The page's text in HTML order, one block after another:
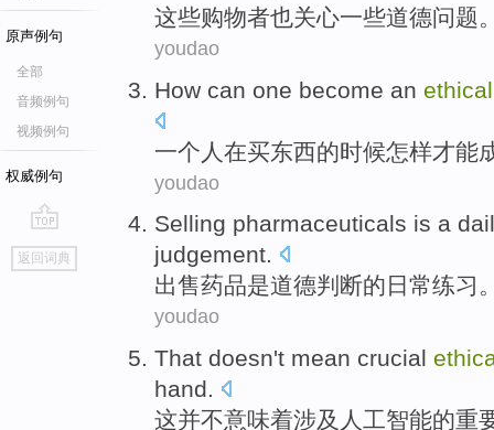
原声例句
全部
音频例句
视频例句
权威例句
go
top
返回词典
这些购物者也关心一些道德问题
youdao
How can one become an ethical
一个人 在买东西的时候怎样才能
youdao
Selling pharmaceuticals is a
judgement.
出售药品是道德判断的 日常练习
youdao
That doesn't mean crucial
hand.
这并不意味着涉及 人工智能的重